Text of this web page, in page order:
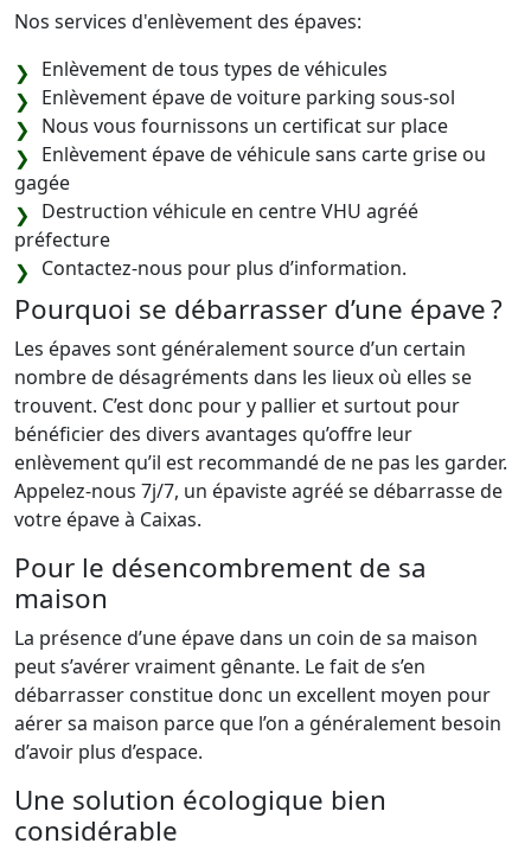
Nos services d'enlèvement des épaves:
Enlèvement de tous types de véhicules
Enlèvement épave de voiture parking sous-sol
Nous vous fournissons un certificat sur place
Enlèvement épave de véhicule sans carte grise ou
gagée
Destruction véhicule en centre VHU agréé
préfecture
Contactez-nous pour plus d’information.
Pourquoi se débarrasser d’une épave ?
Les épaves sont généralement source d’un certain
nombre de désagréments dans les lieux où elles se
trouvent. C’est donc pour y pallier et surtout pour
bénéficier des divers avantages qu’offre leur
enlèvement qu’il est recommandé de ne pas les garder.
Appelez-nous 7j/7, un épaviste agréé se débarrasse de
votre épave à Caixas.
Pour le désencombrement de sa
maison
La présence d’une épave dans un coin de sa maison
peut s’avérer vraiment gênante. Le fait de s’en
débarrasser constitue donc un excellent moyen pour
aérer sa maison parce que l’on a généralement besoin
d’avoir plus d’espace.
Une solution écologique bien
considérable